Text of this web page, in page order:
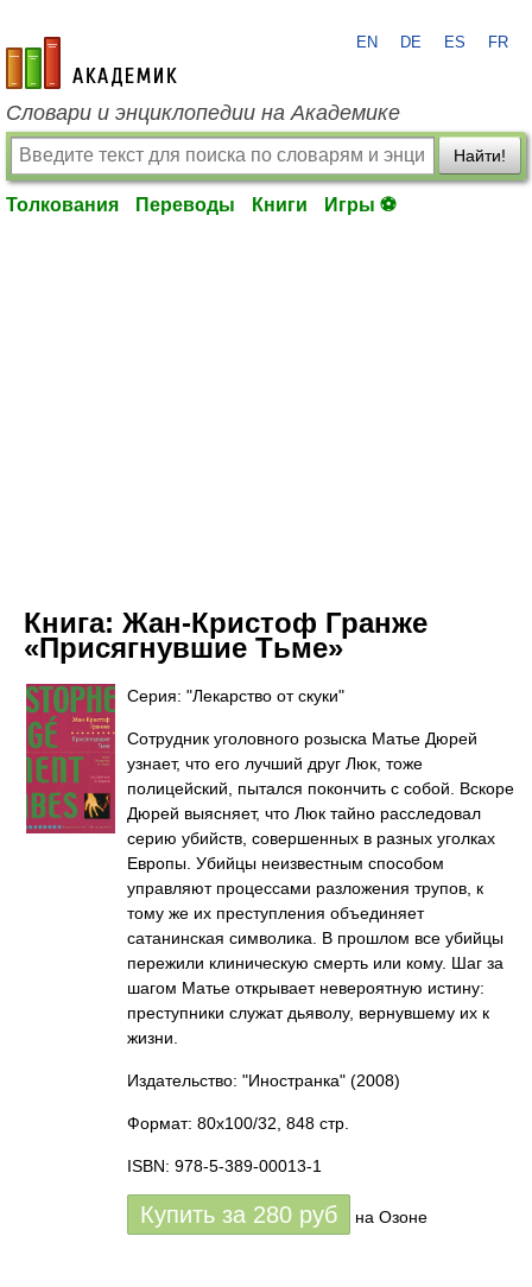
academic.ru
EN DE ES FR
Словари и энциклопедии на Академике
Найти!
Толкования Переводы Книги Игры ⚽
Книга: Жан-Кристоф Гранже
«Присягнувшие Тьме»
Серия: "Лекарство от скуки"
Сотрудник уголовного розыска Матье Дюрей
узнает, что его лучший друг Люк, тоже
полицейский, пытался покончить с собой. Вскоре
Дюрей выясняет, что Люк тайно расследовал
серию убийств, совершенных в разных уголках
Европы. Убийцы неизвестным способом
управляют процессами разложения трупов, к
тому же их преступления объединяет
сатанинская символика. В прошлом все убийцы
пережили клиническую смерть или кому. Шаг за
шагом Матье открывает невероятную истину:
преступники служат дьяволу, вернувшему их к
жизни.
Издательство: "Иностранка" (2008)
Формат: 80x100/32, 848 стр.
ISBN: 978-5-389-00013-1
Купить за 280 руб на Озоне